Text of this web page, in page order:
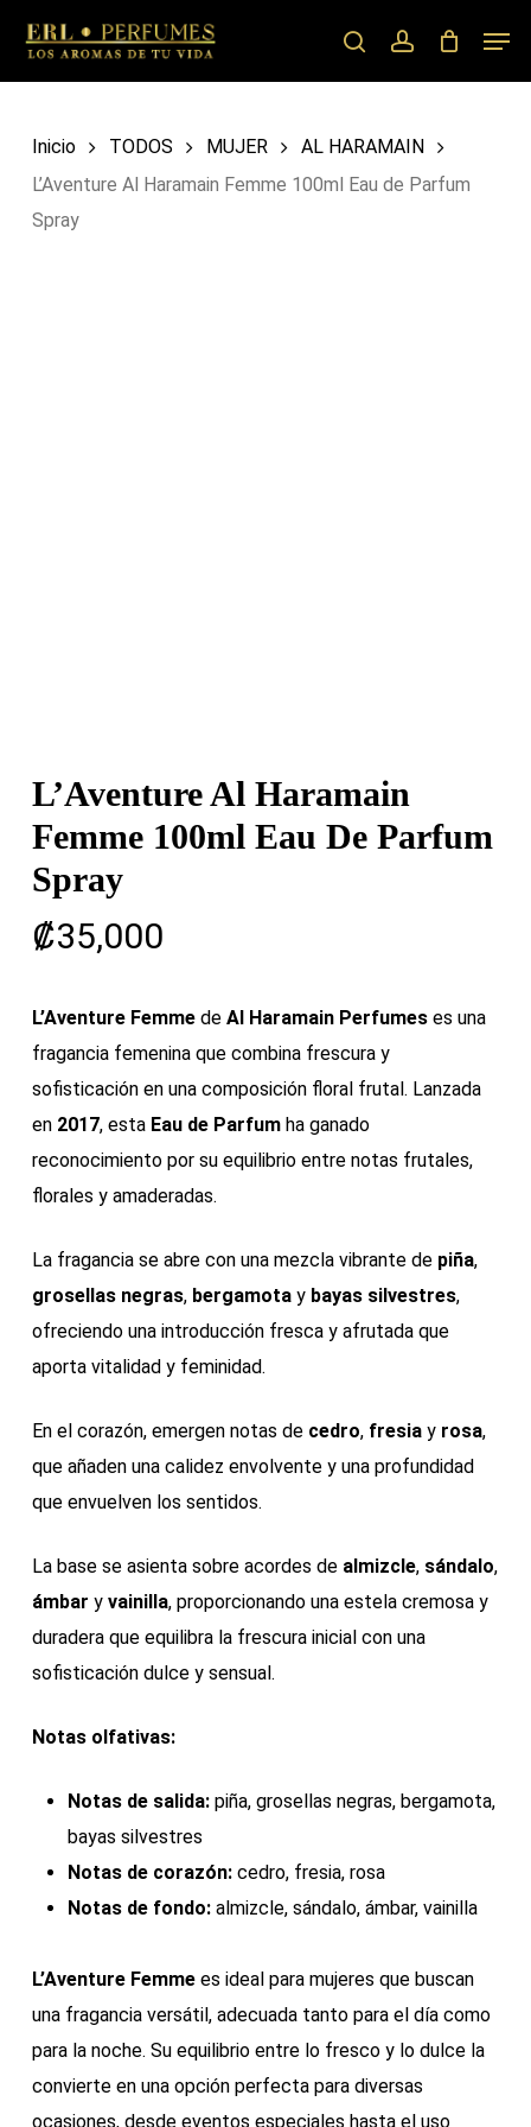
main
searchaccount
Inicio TODOS MUJER
AL HARAMAIN
L’Aventure Al Haramain Femme 100ml Eau de Parfum
Spray
L’Aventure Al Haramain
Femme 100ml Eau De Parfum
Spray
₡35,000
L’Aventure Femmede Al Haramain Perfumeses una
fragancia femenina que combina frescura y
sofisticación en una composición floral frutal. Lanzada
en 2017, esta Eau de Parfumha ganado
reconocimiento por su equilibrio entre notas frutales,
florales y amaderadas.
La fragancia se abre con una mezcla vibrante de piña,
grosellas negras, bergamotay bayas silvestres,
ofreciendo una introducción fresca y afrutada que
aporta vitalidad y feminidad.
En el corazón, emergen notas de cedro, fresiay rosa,
que añaden una calidez envolvente y una profundidad
que envuelven los sentidos.
La base se asienta sobre acordes de almizcle, sándalo,
ámbar y vainilla, proporcionando una estela cremosa y
duradera que equilibra la frescura inicial con una
sofisticación dulce y sensual.
Notas olfativas:
Notas de salida: piña, grosellas negras, bergamota,
bayas silvestres
Notas de corazón: cedro, fresia, rosa
Notas de fondo: almizcle, sándalo, ámbar, vainilla
L’Aventure Femmees ideal para mujeres que buscan
una fragancia versátil, adecuada tanto para el día como
para la noche. Su equilibrio entre lo fresco y lo dulce la
convierte en una opción perfecta para diversas
ocasiones, desde eventos especiales hasta el uso